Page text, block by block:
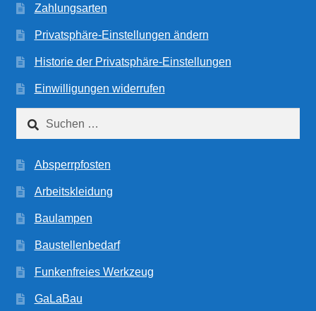
Zahlungsarten
Privatsphäre-Einstellungen ändern
Historie der Privatsphäre-Einstellungen
Einwilligungen widerrufen
nach:
Absperrpfosten
Arbeitskleidung
Baulampen
Baustellenbedarf
Funkenfreies Werkzeug
GaLaBau